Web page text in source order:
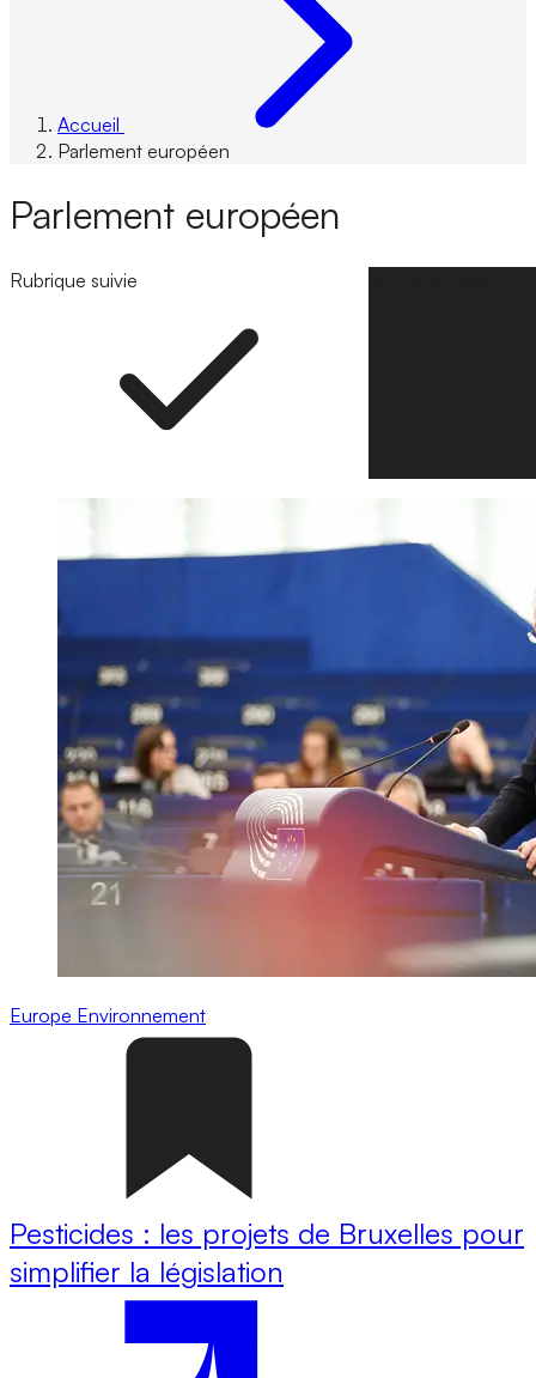
Accueil
Parlement européen
Parlement européen
Rubrique suivie
Europe Environnement
Pesticides : les projets de Bruxelles pour
simplifier la législation